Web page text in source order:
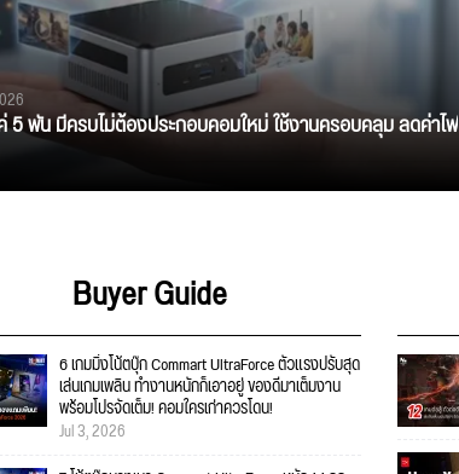
พัน มีครบไม่ต้องประกอบคอมใหม่ ใช้งานครอบคลุม ลดค่าไฟ
Buyer Guide
6 เกมมิ่งโน้ตบุ๊ก Commart UltraForce ตัวแรงปรับสุด
เล่นเกมเพลิน ทำงานหนักก็เอาอยู่ ของดีมาเต็มงาน
พร้อมโปรจัดเต็ม! คอมใครเก่าควรโดน!
Jul 3, 2026